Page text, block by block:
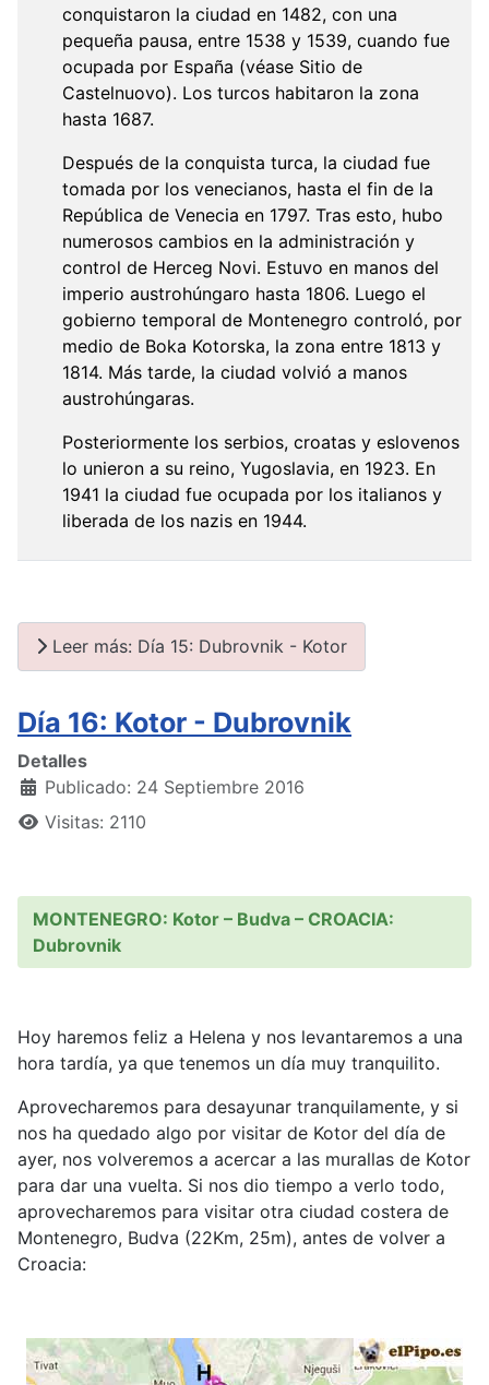
conquistaron la ciudad en 1482, con una
pequeña pausa, entre 1538 y 1539, cuando fue
ocupada por España (véase Sitio de
Castelnuovo). Los turcos habitaron la zona
hasta 1687.
Después de la conquista turca, la ciudad fue
tomada por los venecianos, hasta el fin de la
República de Venecia en 1797. Tras esto, hubo
numerosos cambios en la administración y
control de Herceg Novi. Estuvo en manos del
imperio austrohúngaro hasta 1806. Luego el
gobierno temporal de Montenegro controló, por
medio de Boka Kotorska, la zona entre 1813 y
1814. Más tarde, la ciudad volvió a manos
austrohúngaras.
Posteriormente los serbios, croatas y eslovenos
lo unieron a su reino, Yugoslavia, en 1923. En
1941 la ciudad fue ocupada por los italianos y
liberada de los nazis en 1944.
Leer más: Día 15: Dubrovnik - Kotor
Día 16: Kotor - Dubrovnik
Detalles
Publicado: 24 Septiembre 2016
Visitas: 2110
MONTENEGRO: Kotor – Budva – CROACIA:
Dubrovnik
Hoy haremos feliz a Helena y nos levantaremos a una
hora tardía, ya que tenemos un día muy tranquilito.
Aprovecharemos para desayunar tranquilamente, y si
nos ha quedado algo por visitar de Kotor del día de
ayer, nos volveremos a acercar a las murallas de Kotor
para dar una vuelta. Si nos dio tiempo a verlo todo,
aprovecharemos para visitar otra ciudad costera de
Montenegro, Budva (22Km, 25m), antes de volver a
Croacia: